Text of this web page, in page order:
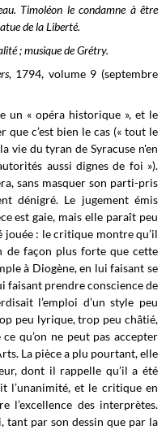
Timoléon le condamne à être
de la Liberté.
; musique de Grétry.
, 1794, volume 9 (septembre
un « opéra historique », et le
c’est bien le cas (« tout le
vie du tyran de Syracuse n'en
aussi dignes de foi »).
sans masquer son parti-pris
dénigré. Le jugement émis
est gaie, mais elle paraît peu
jouée : le critique montre qu’il
de façon plus forte que cette
à Diogène, en lui faisant se
faisant prendre conscience de
l’emploi d’un style peu
peu lyrique, trop peu châtié,
qu’on ne peut pas accepter
La pièce a plu pourtant, elle
dont il rappelle qu’il a été
l’unanimité, et le critique en
l’excellence des interprètes.
tant par son dessin que par la